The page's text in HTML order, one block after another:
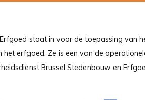
staat in voor de toepassing van
erfgoed. Ze is een van de
Brussel Stedenbouw en